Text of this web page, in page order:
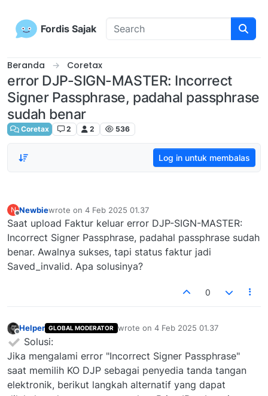
Fordis Sajak
Beranda Coretax
error DJP-SIGN-MASTER: Incorrect
Signer Passphrase, padahal passphrase
sudah benar
Coretax 2 2 536
Log in untuk membalas
N
Offline
Newbiewrote on 4 Feb 2025 01.37
last edited by
Saat upload Faktur keluar error DJP-SIGN-MASTER:
Incorrect Signer Passphrase, padahal passphrase sudah
benar. Awalnya sukses, tapi status faktur jadi
Saved_invalid. Apa solusinya?
0
Offline
Helper GLOBAL MODERATOR wrote on 4 Feb 2025 01.37
last edited by
Solusi:
Jika mengalami error "Incorrect Signer Passphrase"
saat memilih KO DJP sebagai penyedia tanda tangan
elektronik, berikut langkah alternatif yang dapat